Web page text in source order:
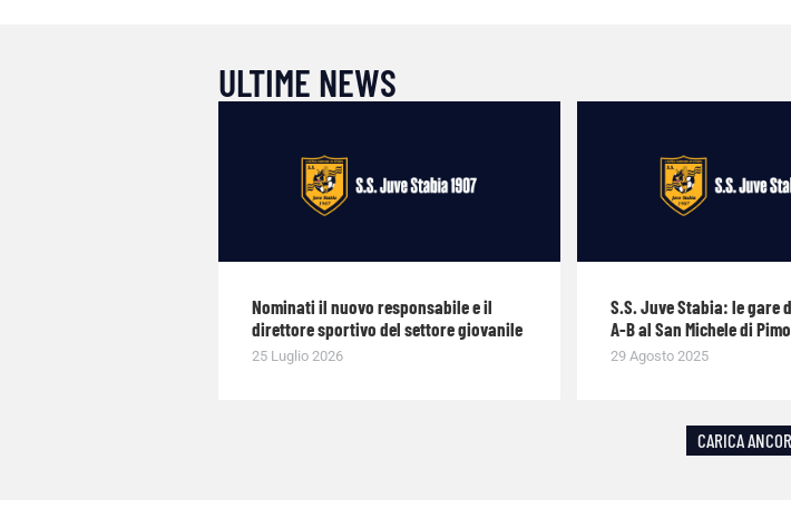
ULTIME NEWS
Nominati il nuovo responsabile e il
direttore sportivo del settore giovanile
25 Luglio 2026
S.S. Juve Stabia: le gare
A-B al San Michele di
29 Agosto 2025
CARICA